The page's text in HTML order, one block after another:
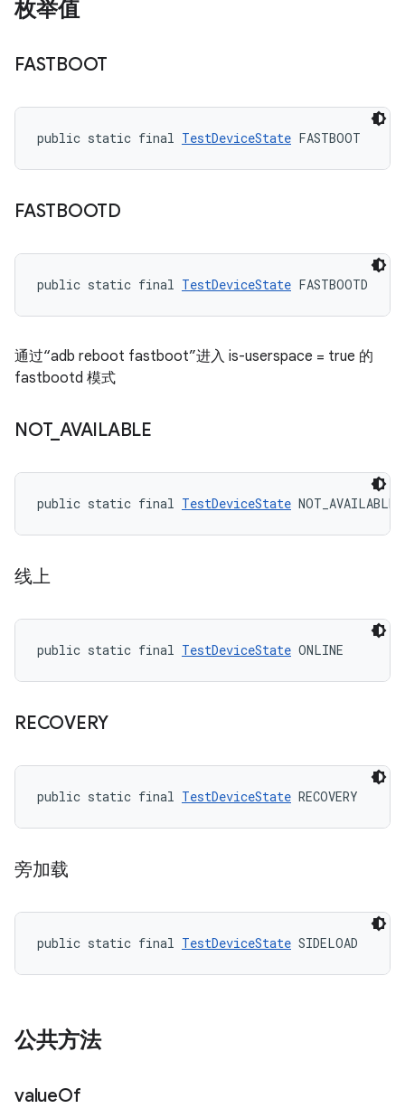
枚举值
FASTBOOT
public static final TestDeviceState FASTBOOT
FASTBOOTD
public static final TestDeviceState FASTBOOTD
通过“adb reboot fastboot”进入 is-userspace = true 的
fastbootd 模式
NOT_ AVAILABLE
public static final TestDeviceState NOT_AVAILABLE
线上
public static final TestDeviceState ONLINE
RECOVERY
public static final TestDeviceState RECOVERY
旁加载
public static final TestDeviceState SIDELOAD
公共方法
valueOf